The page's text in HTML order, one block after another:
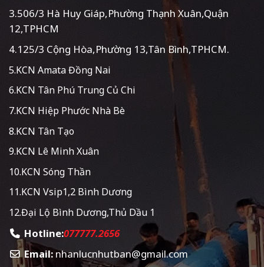
3.506/3 Hà Huy Giáp,Phường Thạnh Xuân,Quận
12,TPHCM
4.125/3 Cộng Hòa,Phường 13,Tân Bình,TPHCM.
5.KCN Amata Đồng Nai
6.KCN Tân Phú Trung Củ Chi
7.KCN Hiệp Phước Nhà Bè
8.KCN Tân Tạo
9.KCN Lê Minh Xuân
10.KCN Sóng Thần
11.KCN Vsip1,2 Bình Dương
12.Đại Lộ Bình Dương,Thủ Dầu 1
Hotline:077777.2656
Email:nhanlucnhutban@gmail.com